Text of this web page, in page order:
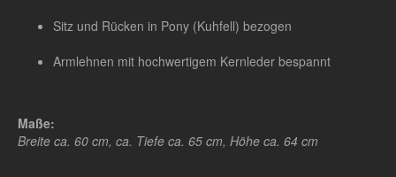
Sitz und Rücken in Pony (Kuhfell) bezogen
Armlehnen mit hochwertigem Kernleder bespannt
Maße:
Breite ca. 60 cm, ca. Tiefe ca. 65 cm, Höhe ca. 64 cm